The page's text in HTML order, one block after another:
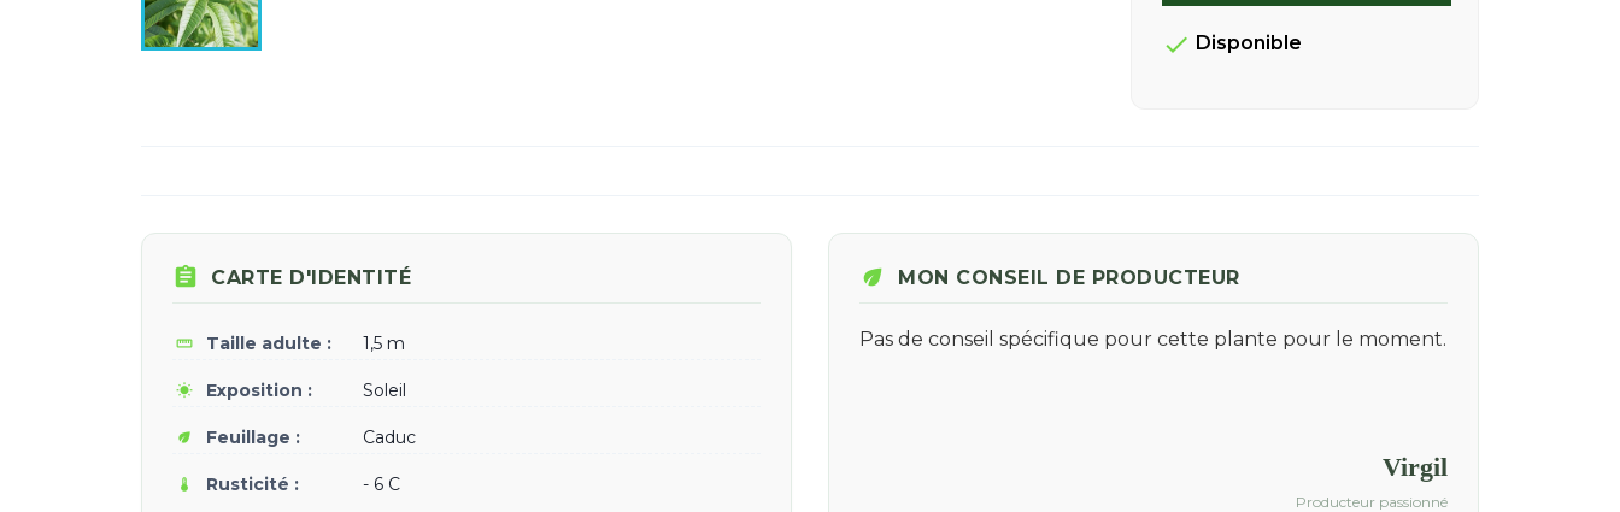
 Disponible
 CARTE D'IDENTITÉ
straighten Taille adulte : 1,5 m
wb_sunny Exposition : Soleil
eco Feuillage : Caduc
thermostat Rusticité : - 6 C
eco MON CONSEIL DE PRODUCTEUR
Pas de conseil spécifique pour cette plante pour le moment.
Virgil
Producteur passionné